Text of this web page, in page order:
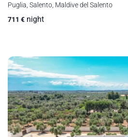
Puglia, Salento, Maldive del Salento
711 € night